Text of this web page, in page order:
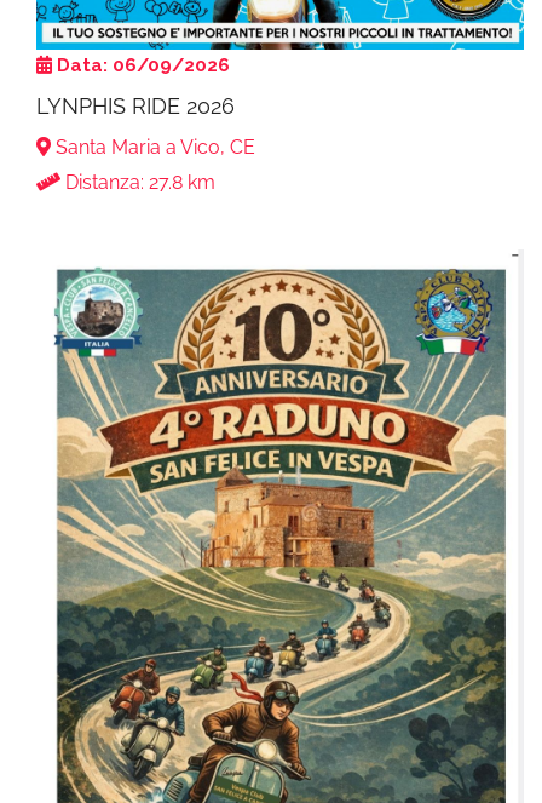
Data: 06/09/2026
LYNPHIS RIDE 2026
Santa Maria a Vico, CE
Distanza: 27.8 km